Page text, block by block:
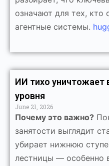
означают для тех, кто
агентные системы.
ИИ тихо уничтожает
уровня
June 21, 2026
Почему это важно?
занятости выглядит
убирает нижнюю
лестницы — особенно